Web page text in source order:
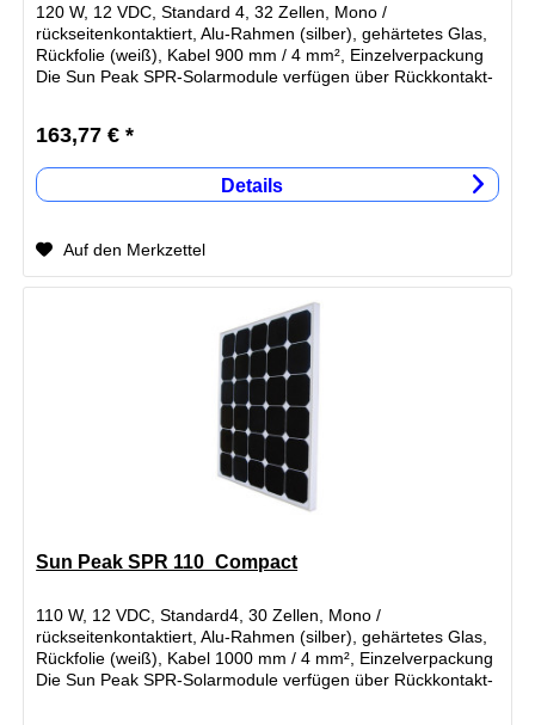
120 W, 12 VDC, Standard 4, 32 Zellen, Mono /
rückseitenkontaktiert, Alu-Rahmen (silber), gehärtetes Glas,
Rückfolie (weiß), Kabel 900 mm / 4 mm², Einzelverpackung
Die Sun Peak SPR-Solarmodule verfügen über Rückkontakt-
163,77 € *
Details
Auf den Merkzettel
Sun Peak SPR 110_Compact
110 W, 12 VDC, Standard4, 30 Zellen, Mono /
rückseitenkontaktiert, Alu-Rahmen (silber), gehärtetes Glas,
Rückfolie (weiß), Kabel 1000 mm / 4 mm², Einzelverpackung
Die Sun Peak SPR-Solarmodule verfügen über Rückkontakt-